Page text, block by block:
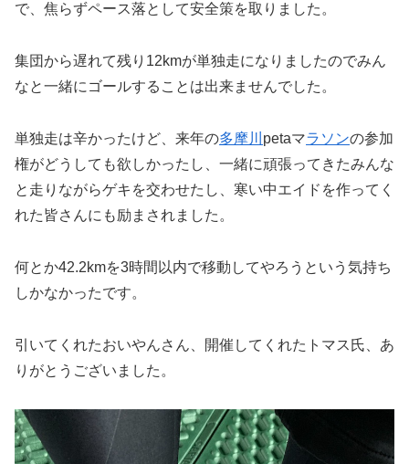
で、焦らずペース落として安全策を取りました。
集団から遅れて残り12kmが単独走になりましたのでみん
なと一緒にゴールすることは出来ませんでした。
単独走は辛かったけど、来年の多摩川 petaマラソンの参加
権がどうしても欲しかったし、一緒に頑張ってきたみんな
と走りながらゲキを交わせたし、寒い中エイドを作ってく
れた皆さんにも励まされました。
何とか42.2kmを3時間以内で移動してやろうという気持ち
しかなかったです。
引いてくれたおいやんさん、開催してくれたトマス氏、あ
りがとうございました。